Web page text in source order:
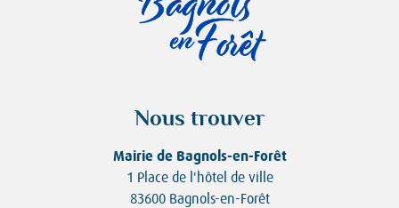
Nous trouver
Mairie de Bagnols-en-Forêt
1 Place de l'hôtel de ville
83600 Bagnols-en-Forêt